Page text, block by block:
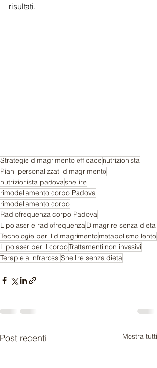
risultati.
Strategie dimagrimento efficace nutrizionista
Piani personalizzati dimagrimento
nutrizionista padovasnellire
rimodellamento corpo Padova
rimodellamento corpo
Radiofrequenza corpo Padova
Lipolaser e radiofrequenzaDimagrire senza dieta
Tecnologie per il dimagrimentometabolismo lento
Lipolaser per il corpoTrattamenti non invasivi
Terapie a infrarossiSnellire senza dieta
Post recenti Mostra tutti